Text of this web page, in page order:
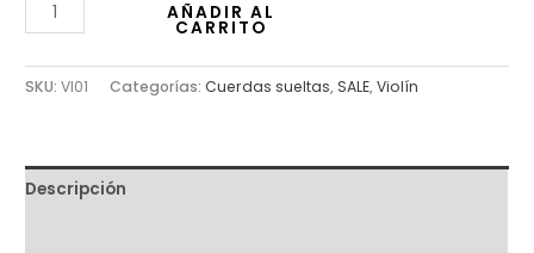
AÑADIR AL
CARRITO
SKU:VI01 Categorías:Cuerdas sueltas,SALE,Violín
Descripción